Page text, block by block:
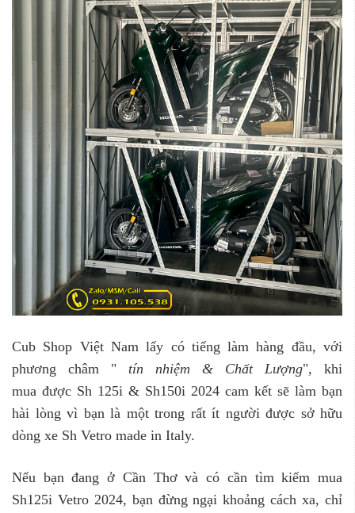
Cub Shop Việt Nam lấy có tiếng làm hàng đầu, với
phương châm " tín nhiệm & Chất Lượng", khi
mua được Sh 125i & Sh150i 2024 cam kết sẽ làm bạn
hài lòng vì bạn là một trong rất ít người được sở hữu
dòng xe Sh Vetro made in Italy.
Nếu bạn đang ở Cần Thơ và có cần tìm kiếm mua
Sh125i Vetro 2024, bạn đừng ngại khoảng cách xa, chỉ